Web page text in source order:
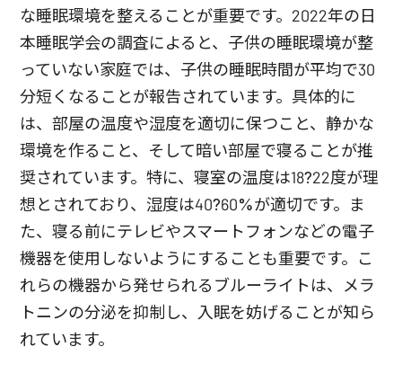
な睡眠環境を整えることが重要です。2022年の日
本睡眠学会の調査によると、子供の睡眠環境が整
っていない家庭では、子供の睡眠時間が平均で30
分短くなることが報告されています。具体的に
は、部屋の温度や湿度を適切に保つこと、静かな
環境を作ること、そして暗い部屋で寝ることが推
奨されています。特に、寝室の温度は18?22度が理
想とされており、湿度は40?60%が適切です。ま
た、寝る前にテレビやスマートフォンなどの電子
機器を使用しないようにすることも重要です。こ
れらの機器から発せられるブルーライトは、メラ
トニンの分泌を抑制し、入眠を妨げることが知ら
れています。